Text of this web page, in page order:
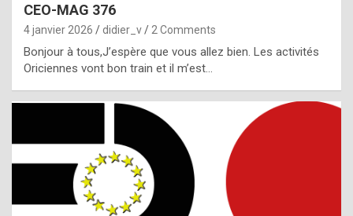
p
e
c
i
l
CEO-MAG 376
4 janvier 2026 didier_v 2 Comments
Bonjour à tous,J’espère que vous allez bien. Les activités
Oriciennes vont bon train et il m’est…